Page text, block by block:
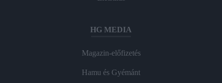
HG MEDIA
Magazin-előfizetés
Hamu és Gyémánt